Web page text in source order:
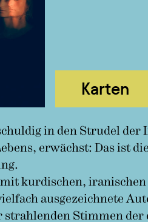
Karten
in den Strudel
erwächst: Das ist
kurdischen,
ausgezeichnete
Stimmen